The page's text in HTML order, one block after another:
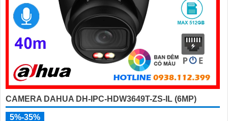
CAMERA DAHUA DH-IPC-HDW3649T-ZS-IL (6MP)
5%-35%